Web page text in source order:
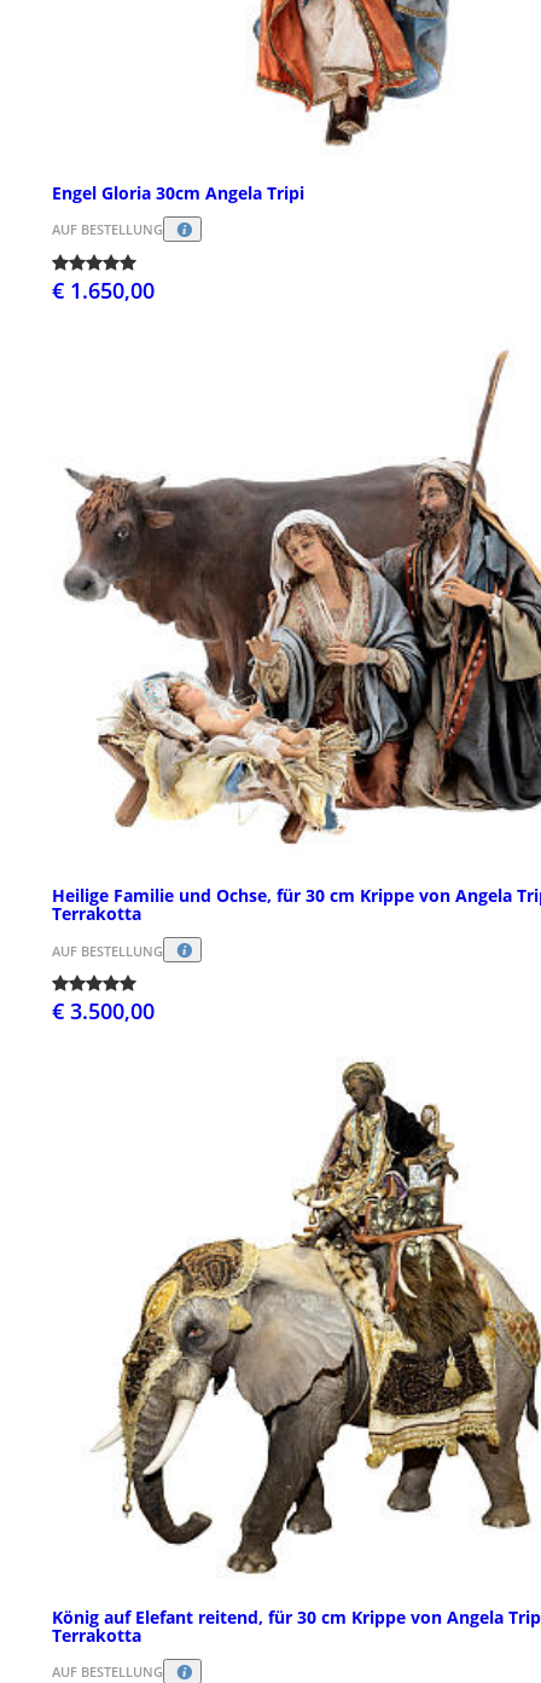
Engel Gloria 30cm Angela Tripi
AUF BESTELLUNG
€ 1.650,00
Heilige Familie und Ochse, für 30 cm Krippe von Angela
Terrakotta
AUF BESTELLUNG
€ 3.500,00
König auf Elefant reitend, für 30 cm Krippe von Angela
Terrakotta
AUF BESTELLUNG